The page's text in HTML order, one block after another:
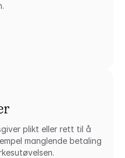
plikt eller rett til å
manglende betaling